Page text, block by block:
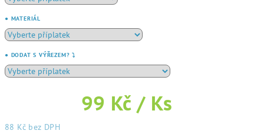
● MATERIÁL
● DODAT S VÝŘEZEM? ⤵️
99 Kč / Ks
88 Kč bez DPH